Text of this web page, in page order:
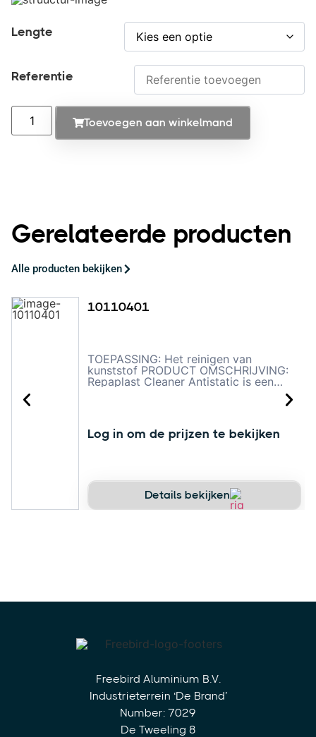
Lengte
Referentie
Toevoegen aan winkelmand
Gerelateerde producten
Alle producten bekijken
10110401
TOEPASSING: Het reinigen van
kunststof PRODUCT OMSCHRIJVING:
Repaplast Cleaner Antistatic is een
ontwikkeld is voor het reinigen van de
product verwijdert op een snelle en
effectieve manier lijmresten, olie, vet,
Log in om de prijzen te bekijken
Details bekijken
Freebird Aluminium B.V.
Industrieterrein ‘De Brand’
Number: 7029
De Tweeling 8